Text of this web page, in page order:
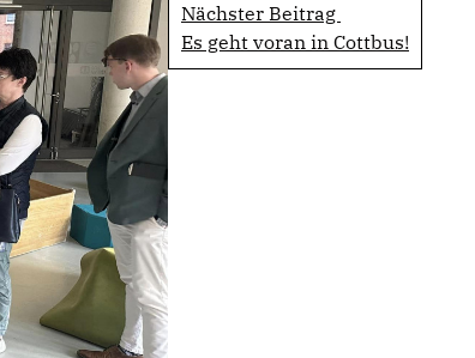
Nächster Beitrag
Es geht voran in Cottbus!